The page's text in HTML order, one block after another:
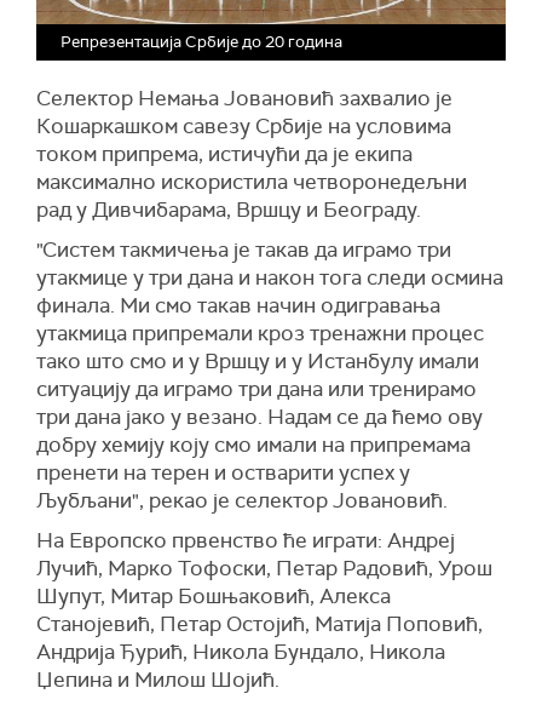
Репрезентација Србије до 20 година
Селектор Немања Јовановић захвалио је
Кошаркашком савезу Србије на условима
током припрема, истичући да је екипа
максимално искористила четворонедељни
рад у Дивчибарама, Вршцу и Београду.
"Систем такмичења је такав да играмо три
утакмице у три дана и након тога следи осмина
финала. Ми смо такав начин одигравања
утакмица припремали кроз тренажни процес
тако што смо и у Вршцу и у Истанбулу имали
ситуацију да играмо три дана или тренирамо
три дана јако у везано. Надам се да ћемо ову
добру хемију коју смо имали на припремама
пренети на терен и остварити успех у
Љубљани", рекао је селектор Јовановић.
На Европско првенство ће играти: Андреј
Лучић, Марко Тофоски, Петар Радовић, Урош
Шупут, Митар Бошњаковић, Алекса
Станојевић, Петар Остојић, Матија Поповић,
Андрија Ђурић, Никола Бундало, Никола
Џепина и Милош Шојић.